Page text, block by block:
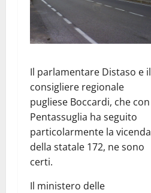
Il parlamentare Distaso e il
consigliere regionale
pugliese Boccardi, che con
Pentassuglia ha seguito
particolarmente la vicenda
della statale 172, ne sono
certi.
Il ministero delle